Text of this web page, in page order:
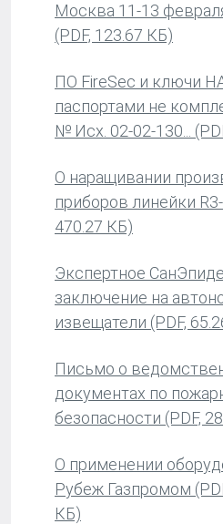
Москва 11-13
(PDF, 123.67 КБ)
ПО FireSec и ключи
паспортами не
№ Исх. 02-02-130...
О наращивании
приборов линейки R3-
470.27 КБ)
Экспертное
заключение на
извещатели (PDF,
Письмо о
документах по
безопасности (PDF,
О применении
Рубеж Газпромом
КБ)